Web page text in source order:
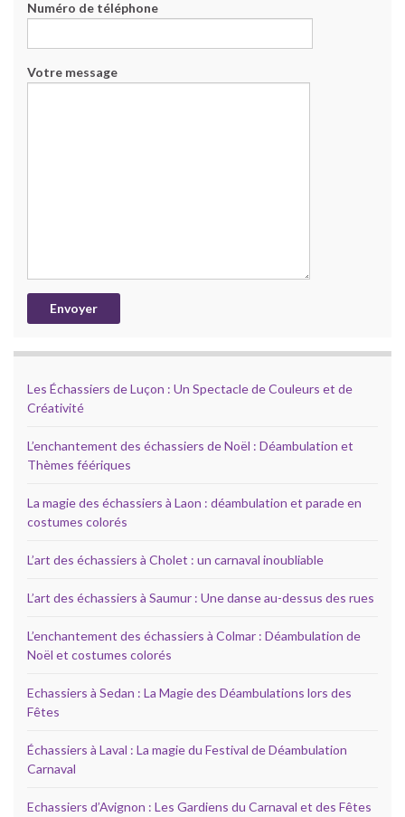
Numéro de téléphone
Votre message
Les Échassiers de Luçon : Un Spectacle de Couleurs et de
Créativité
L’enchantement des échassiers de Noël : Déambulation et
Thèmes féériques
La magie des échassiers à Laon : déambulation et parade en
costumes colorés
L’art des échassiers à Cholet : un carnaval inoubliable
L’art des échassiers à Saumur : Une danse au-dessus des rues
L’enchantement des échassiers à Colmar : Déambulation de
Noël et costumes colorés
Echassiers à Sedan : La Magie des Déambulations lors des
Fêtes
Échassiers à Laval : La magie du Festival de Déambulation
Carnaval
Echassiers d’Avignon : Les Gardiens du Carnaval et des Fêtes